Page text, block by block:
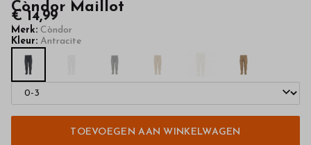
Còndor Maillot
€ 14,99
Merk: Còndor
Kleur: Antracite
TOEVOEGEN AAN WINKELWAGEN